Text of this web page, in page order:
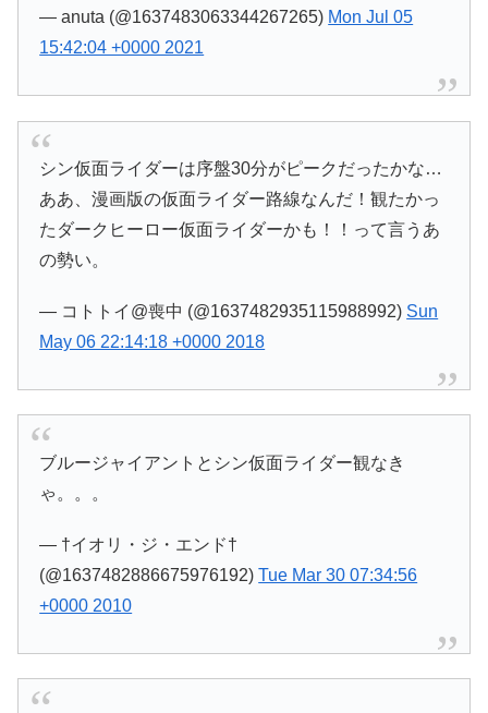
— anuta (@1637483063344267265) Mon Jul 05
15:42:04 +0000 2021
シン仮面ライダーは序盤30分がピークだったかな…
ああ、漫画版の仮面ライダー路線なんだ！観たかっ
たダークヒーロー仮面ライダーかも！！って言うあ
の勢い。
— コトトイ@喪中 (@1637482935115988992) Sun
May 06 22:14:18 +0000 2018
ブルージャイアントとシン仮面ライダー観なき
ゃ。。。
— †イオリ・ジ・エンド†
(@1637482886675976192)Tue Mar 30 07:34:56
+0000 2010